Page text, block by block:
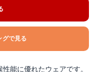
で見る
能に優れたウェアです。